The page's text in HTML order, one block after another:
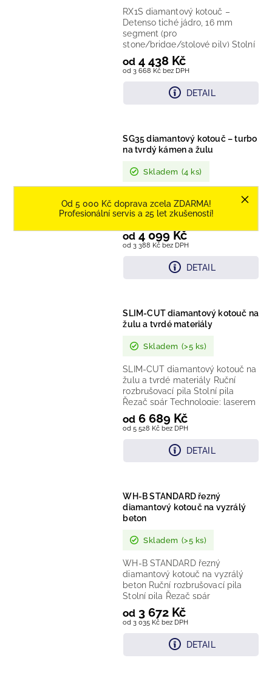
Od 5 000 Kč doprava zcela ZDARMA!
Profesionální servis a 25 let zkušeností!
od 3 668 Kč bez DPH
od 4 438 Kč
DETAIL
RX1S diamantový kotouč –
Detenso tiché jádro, 16 mm
segment (pro
stone/bridge/stolové pily) Stolní
/ mostová pila Technologie:
Detenso „quiet“ ocelové...
SG35 diamantový kotouč – turbo
na tvrdý kámen a žulu
Skladem (4 ks)
od 3 388 Kč bez DPH
od4 099 Kč
DETAIL
SG35 diamantový kotouč – turbo
na tvrdý kámen a žulu, „low-
noise“ jádro Stolní
SLIM-CUT diamantový kotouč na
žulu a tvrdé materiály
Skladem (>5 ks)
od 5 528 Kč bez DPH
od 6 689 Kč
DETAIL
SLIM-CUT diamantový kotouč na
žulu a tvrdé materiály Ruční
rozbrušovací pila Stolní pila
Řezač spár Technologie: laserem
vařený diamantový...
WH-B STANDARD řezný
diamantový kotouč na vyzrálý
beton
Skladem (>5 ks)
od 3 035 Kč bez DPH
od 3 672 Kč
DETAIL
WH-B STANDARD řezný
diamantový kotouč na vyzrálý
beton Ruční rozbrušovací pila
Stolní pila Řezač spár
Technologie: Laserem vařený
diamantový...